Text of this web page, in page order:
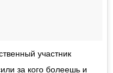
участник
за кого болеешь и